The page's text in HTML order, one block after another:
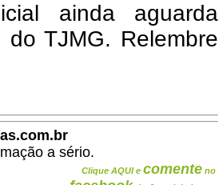
ainda aguarda
TJMG. Relembre
a sério.
Clique AQUI e comente no